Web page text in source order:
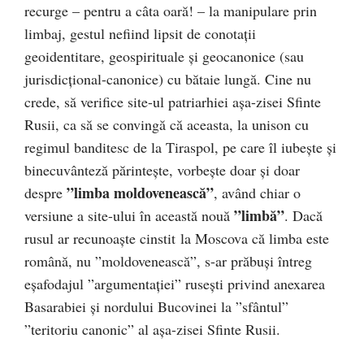
recurge – pentru a câta oară! – la manipulare prin
limbaj, gestul nefiind lipsit de conotații
geoidentitare, geospirituale și geocanonice (sau
jurisdicțional-canonice) cu bătaie lungă. Cine nu
crede, să verifice site-ul patriarhiei așa-zisei Sfinte
Rusii, ca să se convingă că aceasta, la unison cu
regimul banditesc de la Tiraspol, pe care îl iubește și
binecuvânteză părintește, vorbește doar și doar
despre ”limba moldovenească”, având chiar o
versiune a site-ului în această nouă ”limbă”. Dacă
rusul ar recunoaște cinstit la Moscova că limba este
română, nu ”moldovenească”, s-ar prăbuși întreg
eșafodajul ”argumentației” rusești privind anexarea
Basarabiei și nordului Bucovinei la ”sfântul”
”teritoriu canonic” al așa-zisei Sfinte Rusii.